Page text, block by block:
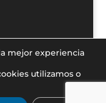
los derechos
y Aviso legal|
mejor experiencia
utilizamos o